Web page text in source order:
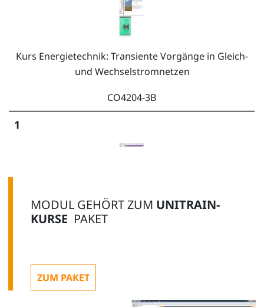
Kurs Energietechnik: Transiente Vorgänge in Gleich-
und Wechselstromnetzen
CO4204-3B
1
Kurs Energietechnik: Brennstoffzellentechnik
Zusätzlich empfehlenswert:
MODUL GEHÖRT ZUM UNITRAIN-
KURSE PAKET
ZUM PAKET